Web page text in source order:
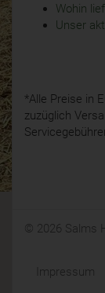
Wohin
Unser
*Alle Preise in
zuzüglich
© 2026 Salms
Impressum